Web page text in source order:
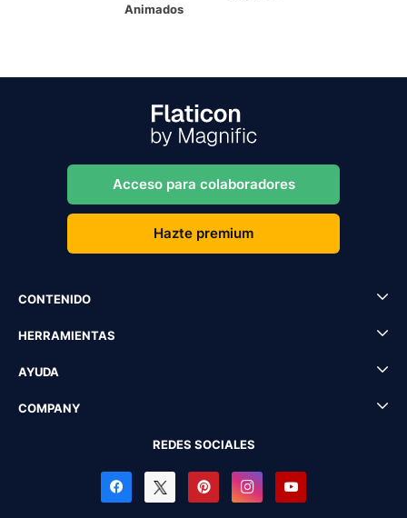
Animados
Acceso para colaboradores
Hazte premium
CONTENIDO
HERRAMIENTAS
AYUDA
COMPANY
REDES SOCIALES